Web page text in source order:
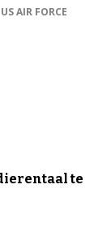
US AIR FORCE
te